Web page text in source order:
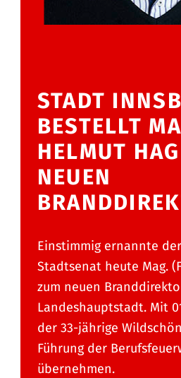
STADT
BESTELLT
HELMUT
NEUEN
Einstimmig ernannte
Stadtsenat heute Mag.
zum neuen
Landeshauptstadt. Mit
der 33-jährige
Führung der
übernehmen.